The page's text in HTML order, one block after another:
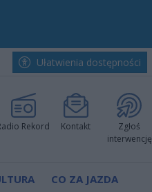
Ułatwienia dostępności
Rekord Kontakt
Zgłoś
interwencję
CO ZA JAZDA